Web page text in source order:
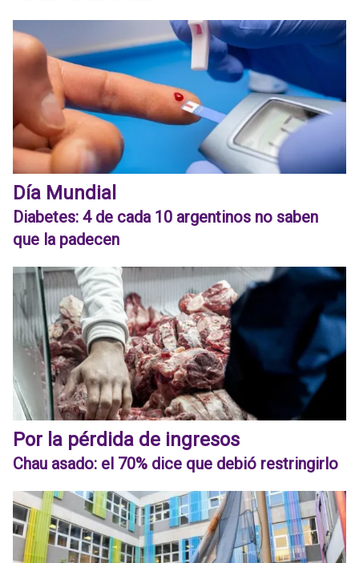
Día Mundial
Diabetes: 4 de cada 10 argentinos no saben
que la padecen
Por la pérdida de ingresos
Chau asado: el 70% dice que debió restringirlo